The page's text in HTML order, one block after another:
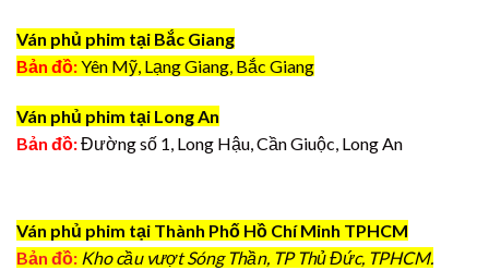
Ván phủ phim tại Bắc Giang
Bản đồ:Yên Mỹ, Lạng Giang, Bắc Giang
Ván phủ phim tại Long An
Bản đồ:Đường số 1, Long Hậu, Cần Giuộc, Long An
Ván phủ phim tại Thành Phố Hồ Chí Minh TPHCM
Bản đồ: Kho cầu vượt Sóng Thần, TP Thủ Đức, TPHCM.